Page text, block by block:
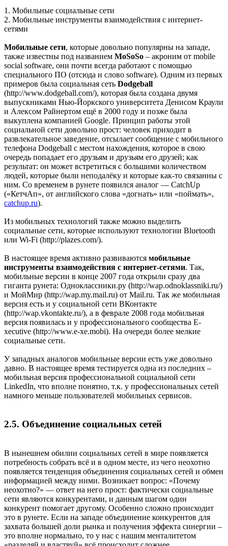
1. Мобильные социальные сети
2. Мобильные инструменты взаимодействия с интернет-
сетями
Мобильные сети, которые довольно популярны на западе,
также известны под названием MoSoSo – акроним от mobile
social software, они почти всегда работают с помощью
специального ПО (отсюда и слово software). Одним из первых
примеров была социальная сеть Dodgeball
(http://www.dodgeball.com/), которая была создана двумя
выпускниками Нью-Йоркского университета Денисом Краули
и Алексом Райнертом ещё в 2000 году и позже была
выкуплена компанией Google. Принцип работы этой
социальной сети довольно прост: человек приходит в
развлекательное заведение, отсылает сообщение с мобильного
телефона Dodgeball с местом нахождения, которое в свою
очередь попадает его друзьям и друзьям его друзей; как
результат: он может встретиться с большими количеством
людей, которые были неподалёку и которые как-то связанны с
ним. Со временем в рунете появился аналог — CatchUp
(«КетчАп», от английского слова «догнать» или «поймать»,
catchup.ru).
Из мобильных технологий также можно выделить
социальные сети, которые используют технологии Bluetooth
или Wi-Fi (http://plazes.com/).
В настоящее время активно развиваются мобильные
инструменты взаимодействия с интернет-сетями. Так,
мобильные версии в конце 2007 года открыли сразу два
гиганта рунета: Одноклассники.ру (http://wap.odnoklassniki.ru/)
и МойМир (http://wap.my.mail.ru) от Mail.ru. Так же мобильная
версия есть и у социальной сети ВКонтакте
(http://wap.vkontakte.ru/), а в феврале 2008 года мобильная
версия появилась и у профессионального сообщества E-
xecutive (http://www.e-xe.mobi). На очереди более мелкие
социальные сети.
У западных аналогов мобильные версии есть уже довольно
давно. В настоящее время тестируется одна из последних –
мобильная версия профессиональной социальной сети
LinkedIn, что вполне понятно, т.к. у профессиональных сетей
намного меньше пользователей мобильных сервисов.
2.5. Объединение социальных сетей
В нынешнем обилии социальных сетей в мире появляется
потребность собрать всё и в одном месте, из чего неохотно
появляется тенденция объединения социальных сетей и обмен
информацией между ними. Возникает вопрос: «Почему
неохотно?» — ответ на него прост: фактически социальные
сети являются конкурентами, и данным шагом один
конкурент помогает другому. Особенно сложно происходит
это в рунете. Если на западе объединение конкурентов для
захвата большей доли рынка и получения эффекта синергии –
это вполне нормально, то у нас с нашим менталитетом